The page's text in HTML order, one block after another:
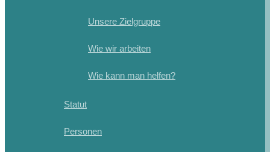
Unsere Zielgruppe
Wie wir arbeiten
Wie kann man helfen?
Statut
Personen